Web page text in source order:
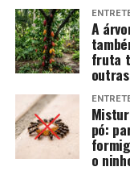
A
fruta
pó:
o